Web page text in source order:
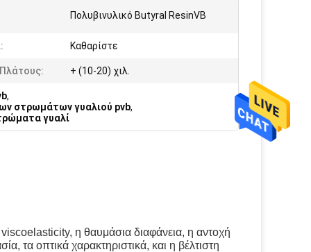
Πολυβινυλικό Butyral ResinVB
Καθαρίστε
+ (10-20) χιλ.
,
στρωμάτων γυαλιού pvb,
γυαλί
viscoelasticity, η θαυμάσια διαφάνεια, η αντοχή
τα οπτικά χαρακτηριστικά, και η βέλτιστη